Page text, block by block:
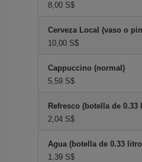
8,00 S$
Cerveza Local (vaso o
10,00 S$
Cappuccino (normal)
5,59 S$
Refresco (botella de 0.33
2,04 S$
Agua (botella de 0.33
1,39 S$